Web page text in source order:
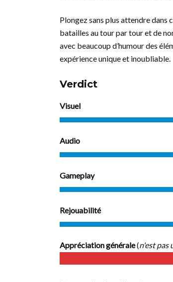
Plongez sans plus attendre dans
batailles au tour par tour et de
avec beaucoup d’humour des
expérience unique et inoubliable.
Verdict
Visuel
Audio
Gameplay
Rejouabilité
Appréciation générale(n'est pas